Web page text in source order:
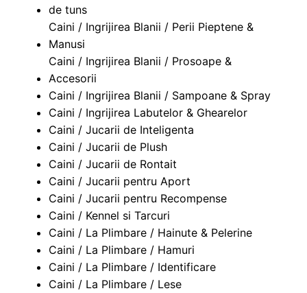
de tuns
Caini / Ingrijirea Blanii / Perii Pieptene &
Manusi
Caini / Ingrijirea Blanii / Prosoape &
Accesorii
Caini / Ingrijirea Blanii / Sampoane & Spray
Caini / Ingrijirea Labutelor & Ghearelor
Caini / Jucarii de Inteligenta
Caini / Jucarii de Plush
Caini / Jucarii de Rontait
Caini / Jucarii pentru Aport
Caini / Jucarii pentru Recompense
Caini / Kennel si Tarcuri
Caini / La Plimbare / Hainute & Pelerine
Caini / La Plimbare / Hamuri
Caini / La Plimbare / Identificare
Caini / La Plimbare / Lese